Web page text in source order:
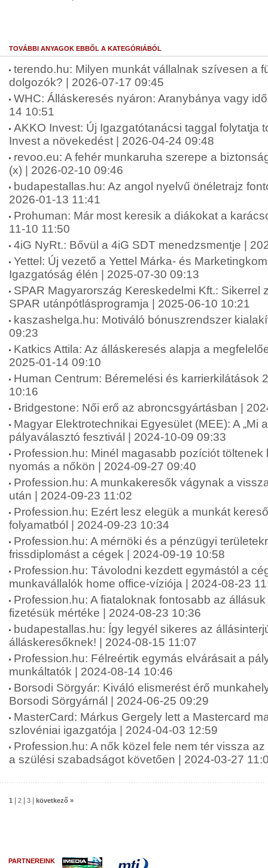
TOVÁBBI ANYAGOK EBBŐL A KATEGÓRIÁBÓL
terendo.hu: Milyen munkát vállalnak szívesen a
dolgozók? | 2026-07-17 09:45
WHC: Álláskeresés nyáron: Aranybánya vagy
14 10:51
AKKO Invest: Új Igazgatótanácsi taggal folytatja
Invest a növekedést | 2026-04-24 09:48
revoo.eu: A fehér munkaruha szerepe a
(x) | 2026-02-10 09:46
budapestallas.hu: Az angol nyelvű önéletrajz
2026-01-13 11:41
Prohuman: Már most keresik a diákokat a
11-10 11:50
4iG NyRt.: Bővül a 4iG SDT menedzsmentje |
Yettel: Új vezető a Yettel Márka- és
Igazgatóság élén | 2025-07-30 09:13
SPAR Magyarország Kereskedelmi Kft.: Sikerrel
SPAR utánpótlásprogramja | 2025-06-10 10:21
kaszashelga.hu: Motiváló bónuszrendszer
09:23
Katkics Attila: Az álláskeresés alapja a
2025-01-14 09:10
Human Centrum: Béremelési és karrierkilátások
10:16
Bridgestone: Női erő az abroncsgyártásban |
Magyar Elektrotechnikai Egyesület (MEE): A „Mi
pályaválasztó fesztivál | 2024-10-09 09:33
Profession.hu: Minél magasabb pozíciót
nyomás a nőkön | 2024-09-27 09:40
Profession.hu: A munkakeresők vágynak a
után | 2024-09-23 11:02
Profession.hu: Ezért lesz elegük a munkát
folyamatból | 2024-09-23 10:34
Profession.hu: A mérnöki és a pénzügyi
frissdiplomást a cégek | 2024-09-19 10:58
Profession.hu: Távolodni kezdett egymástól a
munkavállalók home office-víziója | 2024-08-23
Profession.hu: A fiataloknak fontosabb az
fizetésük mértéke | 2024-08-23 10:36
budapestallas.hu: Így legyél sikeres az
álláskeresőknek! | 2024-08-15 11:07
Profession.hu: Félreértik egymás elvárásait a
munkáltatók | 2024-08-14 10:46
Borsodi Sörgyár: Kiváló elismerést érő
Borsodi Sörgyárnál | 2024-06-25 09:29
MasterCard: Márkus Gergely lett a Mastercard
szlovéniai igazgatója | 2024-04-03 12:59
Profession.hu: A nők közel fele nem tér vissza
a szülési szabadságot követően | 2024-03-27
1 2 3 következő »
PARTNEREINK